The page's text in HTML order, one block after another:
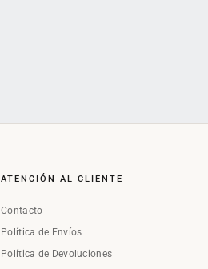
ATENCIÓN AL CLIENTE
Contacto
Política de Envíos
Política de Devoluciones